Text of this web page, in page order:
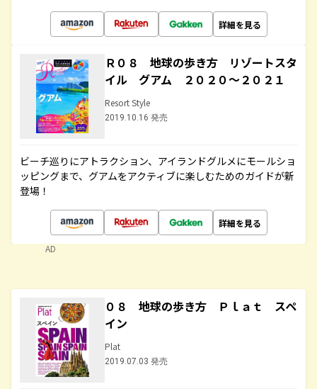
詳細を見る
Ｒ０８ 地球の歩き方 リゾートスタ
イル グアム ２０２０～２０２１
Resort Style
2019.10.16 発売
ビーチ巡りにアトラクション、アイランドグルメにモールショ
ッピングまで、グアムをアクティブに楽しむためのガイドが新
登場！
詳細を見る
AD
０８ 地球の歩き方 Ｐｌａｔ スペ
イン
Plat
2019.07.03 発売